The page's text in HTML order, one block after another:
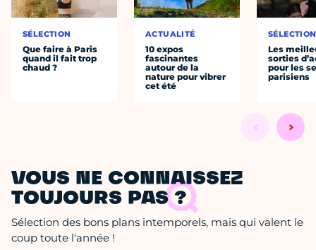
SÉLECTION
Que faire à Paris
quand il fait trop
chaud ?
ACTUALITÉ
10 expos
fascinantes
autour de la
nature pour vibrer
cet été
SÉLECTION
Les
sorties
pour les
parisiens
VOUS NE CONNAISSEZ
TOUJOURS PAS ?
Sélection des bons plans intemporels, mais qui valent le
coup toute l'année !